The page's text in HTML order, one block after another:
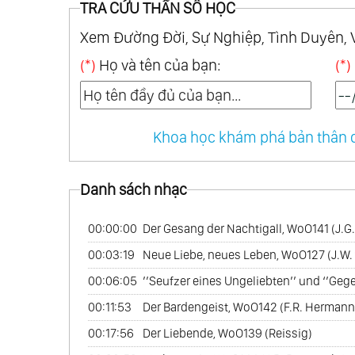
34.String Trios Vol.2
35. String Quartets Op.18 Nos.1&2
36.String Quartets Op.18 Nos.3&4
37.String Quartets Op.18 Nos.5&6;
38.String Quartets Op.59 Nos.1&2
String Quartets Op.74 & Op.131
40.String Quartets Op.127 & Op.135
41.String Quartets Op.132 & Op.59 No.3
43.String Ensembles Vol.1
44.String Ensembles Vol.2
45.Piano Sonatas Op.2 Nos.1,2,3
46.Piano Sonatas Op.7, Op.10 No.1, Op.10
47.Piano Sonatas Op.10 No.3, Op.13
TRA CỨU THẦN SỐ HỌC
Xem Đường Đời, Sự Nghiệp, Tình Duyên,
(*) Họ và tên của bạn: (*)
Khoa học khám phá bản thân
Danh sách nhạc
00:00:00 Der Gesang der Nachtigall, WoO141
00:03:19
Neue Liebe, neues Leben, WoO127
00:06:05 ’’Seufzer eines Ungeliebten’’ und
00:11:53
Der Bardengeist, WoO142 (F.R.
00:17:56
Der Liebende, WoO139 (Reissig)